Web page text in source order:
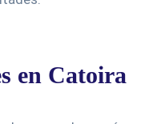
en Catoira